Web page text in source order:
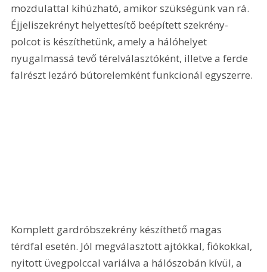
mozdulattal kihúzható, amikor szükségünk van rá.
Éjjeliszekrényt helyettesítő beépített szekrény-
polcot is készíthetünk, amely a hálóhelyet
nyugalmassá tevő térelválasztóként, illetve a ferde
falrészt lezáró bútorelemként funkcionál egyszerre.
Komplett gardróbszekrény készíthető magas
térdfal esetén. Jól megválasztott ajtókkal, fiókokkal,
nyitott üvegpolccal variálva a hálószobán kívül, a